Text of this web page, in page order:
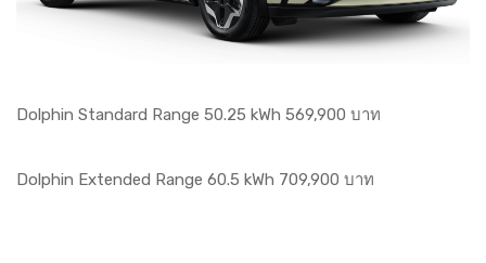
Dolphin Standard Range 50.25 kWh 569,900 บาท
Dolphin Extended Range 60.5 kWh 709,900 บาท